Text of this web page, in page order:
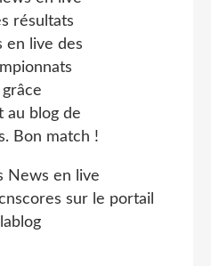
News en live
sur le portail